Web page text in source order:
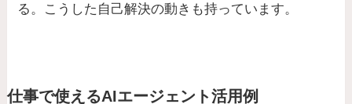
る。こうした自己解決の動きも持っています。
仕事で使えるAIエージェント活用例